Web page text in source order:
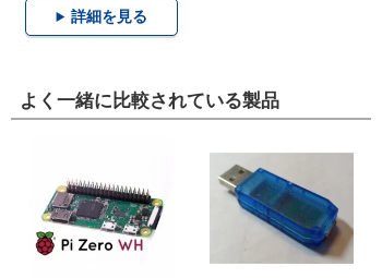
詳細を見る
よく一緒に比較されている製品